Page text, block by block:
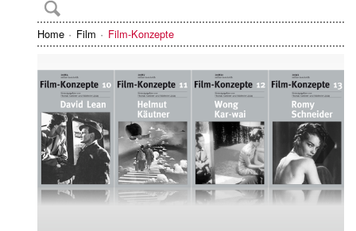
Home Film Film-Konzepte